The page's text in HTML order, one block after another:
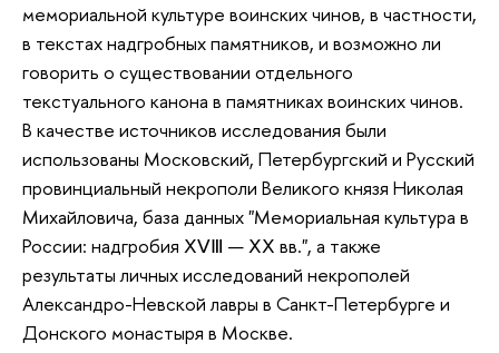
мемориальной культуре воинских чинов, в частности,
в текстах надгробных памятников, и возможно ли
говорить о существовании отдельного
текстуального канона в памятниках воинских чинов.
В качестве источников исследования были
использованы Московский, Петербургский и Русский
провинциальный некрополи Великого князя Николая
Михайловича, база данных "Мемориальная культура в
России: надгробия ⅩⅤⅢ — ⅩⅩ вв.", а также
результаты личных исследований некрополей
Александро-Невской лавры в Санкт-Петербурге и
Донского монастыря в Москве.